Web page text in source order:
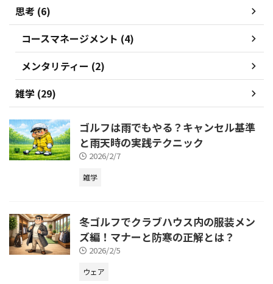
思考 (6)
コースマネージメント (4)
メンタリティー (2)
雑学 (29)
ゴルフは雨でもやる？キャンセル基準
と雨天時の実践テクニック
2026/2/7
雑学
冬ゴルフでクラブハウス内の服装メン
ズ編！マナーと防寒の正解とは？
2026/2/5
ウェア